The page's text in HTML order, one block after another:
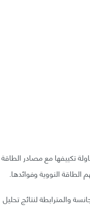
تكييفها مع مصادر الطاقة
الطاقة النووية وفوائدها.
والمترابطة لنتائج تحليل